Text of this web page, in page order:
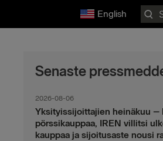
English
for:
Senaste
2026-08-06
Yksityissijoittajien heinäkuu –
pörssikauppaa, IREN villitsi
kauppaa ja sijoitusaste nousi